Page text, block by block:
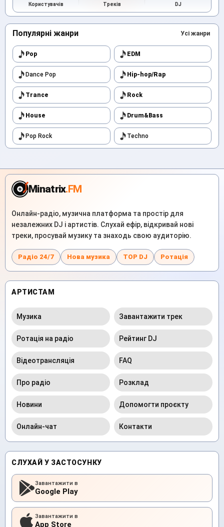
Користувачів Треків DJ
Популярні жанри Усі жанри
Pop EDM
Dance Pop Hip-hop/Rap
Trance Rock
House Drum&Bass
Pop Rock Techno
Minatrix.FM
Онлайн-радіо, музична платформа та простір для
незалежних DJ і артистів. Слухай ефір, відкривай нові
треки, просувай музику та знаходь свою аудиторію.
Радіо 24/7 Нова музика TOP DJ Ротація
АРТИСТАМ
Музика Завантажити трек
Ротація на радіо Рейтинг DJ
Відеотрансляція FAQ
Про радіо Розклад
Новини Допомогти проєкту
Онлайн-чат Контакти
СЛУХАЙ У ЗАСТОСУНКУ
Завантажити в
Google Play
Завантажити в
App Store